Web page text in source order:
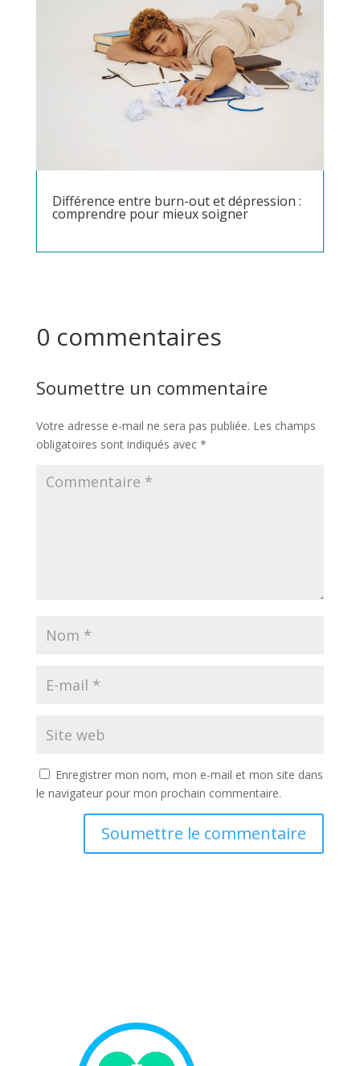
Différence entre burn-out et dépression :
comprendre pour mieux soigner
0 commentaires
Soumettre un commentaire
Votre adresse e-mail ne sera pas publiée. Les champs
obligatoires sont indiqués avec *
Enregistrer mon nom, mon e-mail et mon site dans
le navigateur pour mon prochain commentaire.
Soumettre le commentaire